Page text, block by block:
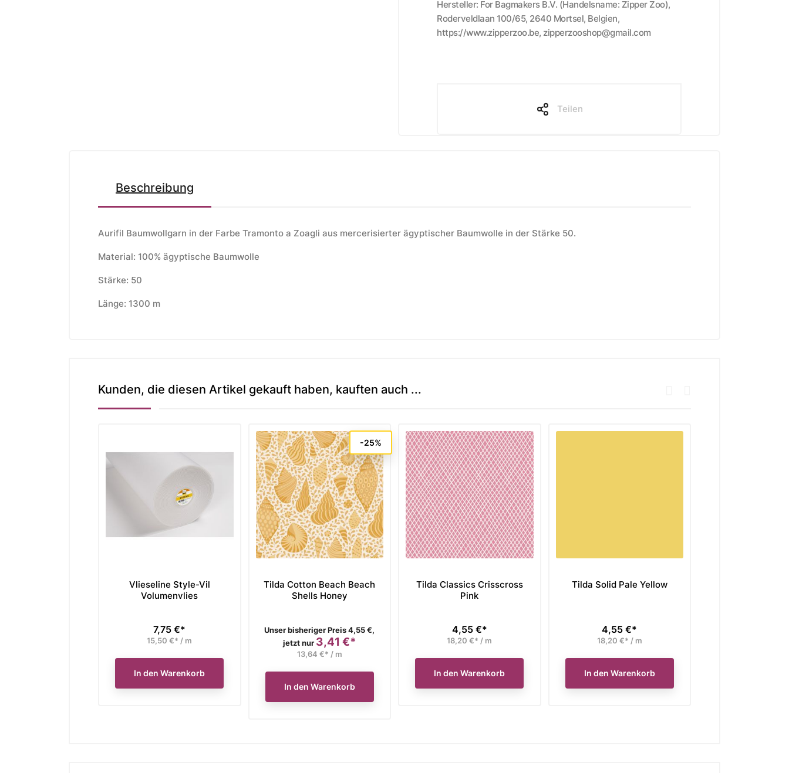
Hersteller: For Bagmakers B.V. (Handelsname: Zipper Zoo),
Roderveldlaan 100/65, 2640 Mortsel, Belgien,
https://www.zipperzoo.be, zipperzooshop@gmail.com
Teilen
Beschreibung
Aurifil Baumwollgarn in der Farbe Tramonto a Zoagli aus mercerisierter ägyptischer Baumwolle in der Stärke 50.
Material: 100% ägyptische Baumwolle
Stärke: 50
Länge: 1300 m
Kunden, die diesen Artikel gekauft haben, kauften auch ...
Vlieseline Style-Vil
Volumenvlies
Preis
7,75 €*
15,50 €* / m
In den Warenkorb
Tilda Cotton Beach Beach
Shells Honey
Verkaufspreis
Unser bisheriger Preis 4,55 €,
jetzt nur
-25%
Preis
3,41 €*
13,64 €* / m
In den Warenkorb
Tilda Classics Crisscross
Pink
Preis
4,55 €*
18,20 €* / m
In den Warenkorb
Tilda Solid Pale Yellow
Preis
4,55 €*
18,20 €* / m
In den Warenkorb